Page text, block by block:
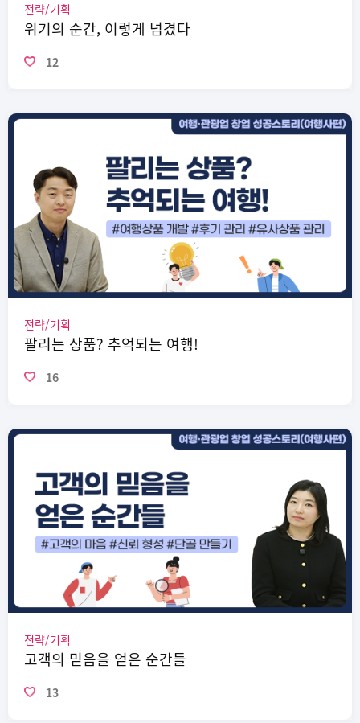
전략/기획
위기의 순간, 이렇게 넘겼다
12
전략/기획
팔리는 상품? 추억되는 여행!
16
전략/기획
고객의 믿음을 얻은 순간들
13